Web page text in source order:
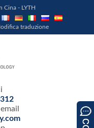
Cina - LYTH
traduzione